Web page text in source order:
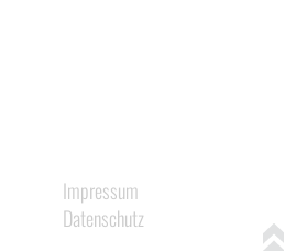
Navigation
überspringen
Impressum
Datenschutz